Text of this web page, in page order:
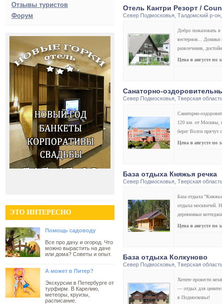
Отзывы туристов
Форум
ЭТО ИНТЕРЕСНО
Помощь садоводу
Все про дачу и огород. Что
можно вырастить на даче
или дома? Советы и опыт.
А может в Питер?
Экскурсии в Петербурге от
турфирм. В Карелию,
метеоры, круизы,
расписание.
Отель Кантри Резорт /
Север Подмосковья Талдомский р-он
Добро пожаловать в
вестернов...
развлечения,
Цена в августе по
Санаторно-
Север Подмосковья Тверская
Санаторно-
120 км. от Москвы,
берег Волги прячут
Цена в августе по
База отдыха Княжья речка
Север Подмосковья Тверская
База отдыха
отдыха москвичей.
деревянные
Цена в августе по
База отдыха Колкуново
Север Подмосковья Тверская
Хотите провести
— отдых для
в Подмосковье!